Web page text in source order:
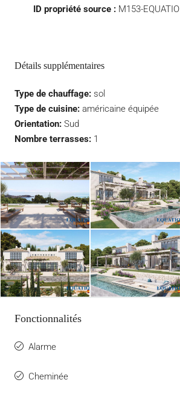
ID propriété source : M153-EQUATIO
Détails supplémentaires
Type de chauffage: sol
Type de cuisine: américaine équipée
Orientation: Sud
Nombre terrasses: 1
Fonctionnalités
Alarme
Cheminée